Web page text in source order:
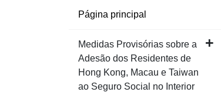
Página principal
Medidas Provisórias sobre a
Adesão dos Residentes de
Hong Kong, Macau e Taiwan
ao Seguro Social no Interior